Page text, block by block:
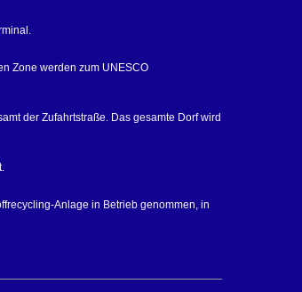
Zone werden zum UNESCO
der Zufahrtstraße. Das gesamte Dorf wird
Anlage in Betrieb genommen, in